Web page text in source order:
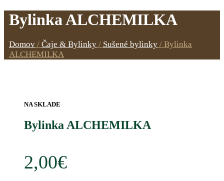
Bylinka ALCHEMILKA
Domov / Čaje & Bylinky / Sušené bylinky / Bylinka
ALCHEMILKA
NA SKLADE
Bylinka ALCHEMILKA
2,00€